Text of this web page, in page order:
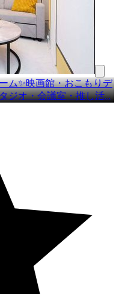
ム✨映画館・おこもりデ
ジオ・会議室・推し活…